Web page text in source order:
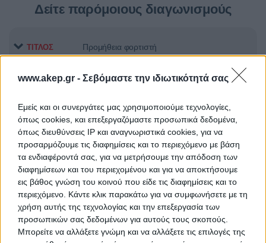
www.akep.gr - Σεβόμαστε την ιδιωτικότητά σας
Εμείς και οι συνεργάτες μας χρησιμοποιούμε τεχνολογίες,
όπως cookies, και επεξεργαζόμαστε προσωπικά δεδομένα,
όπως διευθύνσεις IP και αναγνωριστικά cookies, για να
προσαρμόζουμε τις διαφημίσεις και το περιεχόμενο με βάση
τα ενδιαφέροντά σας, για να μετρήσουμε την απόδοση των
διαφημίσεων και του περιεχομένου και για να αποκτήσουμε
εις βάθος γνώση του κοινού που είδε τις διαφημίσεις και το
περιεχόμενο. Κάντε κλικ παρακάτω για να συμφωνήσετε με τη
χρήση αυτής της τεχνολογίας και την επεξεργασία των
προσωπικών σας δεδομένων για αυτούς τους σκοπούς.
Μπορείτε να αλλάξετε γνώμη και να αλλάξετε τις επιλογές της
Δείτε παρόμοιους διαγωνισμούς
ΤΙΤΛΟΣ Προμήθεια φορτιστή
ΤΙΤΛΟΣ
Προμήθεια 15 μηχανών
αιμοκάθαρσης
ΤΙΤΛΟΣ TED ΠΡΟΜΗΘΕΙΑ ΟΡΘΟΠΕΔΙΚΩΝ